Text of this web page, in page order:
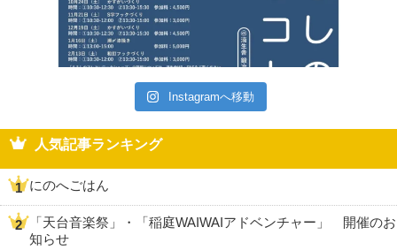
Instagramへ移動
人気記事ランキング
にのへごはん
「天台音楽祭」・「稲庭WAIWAIアドベンチャー」 開催のお
知らせ